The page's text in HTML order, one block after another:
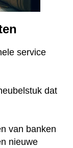
service
dat
van banken
nieuwe